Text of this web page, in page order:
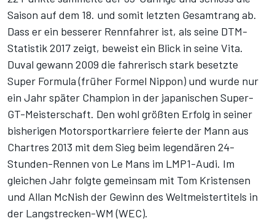
Saison auf dem 18. und somit letzten Gesamtrang ab.
Dass er ein besserer Rennfahrer ist, als seine DTM-
Statistik 2017 zeigt, beweist ein Blick in seine Vita.
Duval gewann 2009 die fahrerisch stark besetzte
Super Formula (früher Formel Nippon) und wurde nur
ein Jahr später Champion in der japanischen Super-
GT-Meisterschaft. Den wohl größten Erfolg in seiner
bisherigen Motorsportkarriere feierte der Mann aus
Chartres 2013 mit dem Sieg beim legendären 24-
Stunden-Rennen von Le Mans im LMP1-Audi. Im
gleichen Jahr folgte gemeinsam mit Tom Kristensen
und Allan McNish der Gewinn des Weltmeistertitels in
der Langstrecken-WM (WEC).